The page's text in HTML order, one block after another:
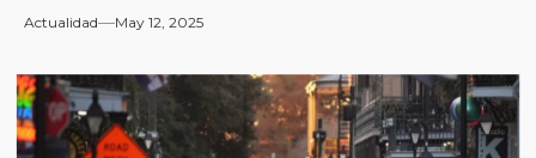
Actualidad May 12, 2025